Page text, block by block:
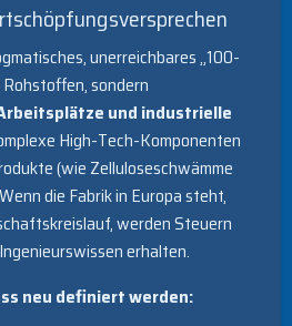
unerreichbares „100-
sondern
und industrielle
High-Tech-Komponenten
(wie Zelluloseschwämme
die Fabrik in Europa steht,
werden Steuern
erhalten.
neu definiert werden: